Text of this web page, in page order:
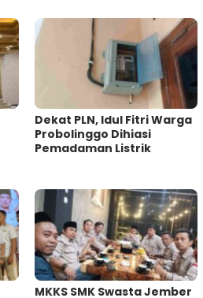
Dekat PLN, Idul Fitri Warga
Probolinggo Dihiasi
Pemadaman Listrik
MKKS SMK Swasta Jember